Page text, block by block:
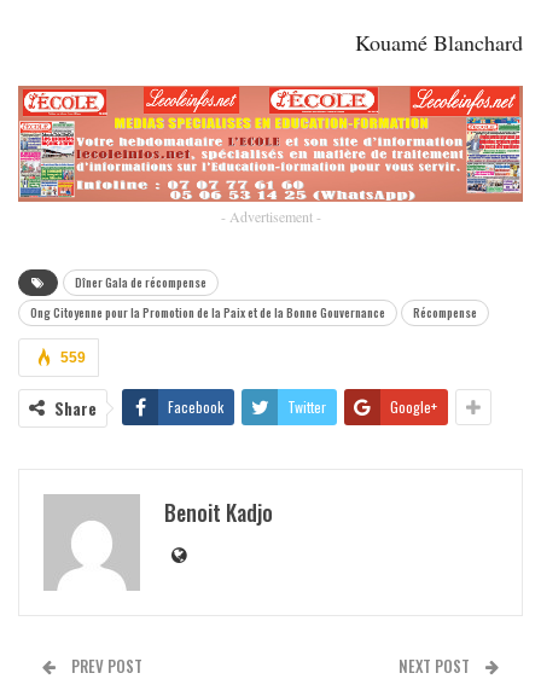
Kouamé Blanchard
- Advertisement -
Dîner Gala de récompense
Ong Citoyenne pour la Promotion de la Paix et de la Bonne Gouvernance
Récompense
559
Share Facebook Twitter Google+
Benoit Kadjo
PREV POST NEXT POST